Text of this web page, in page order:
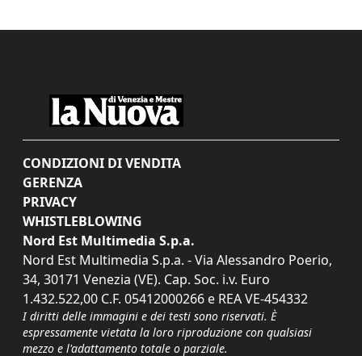
CONDIZIONI DI VENDITA
GERENZA
PRIVACY
WHISTLEBLOWING
Nord Est Multimedia S.p.a.
Nord Est Multimedia S.p.a. - Via Alessandro Poerio,
34, 30171 Venezia (VE). Cap. Soc. i.v. Euro
1.432.522,00 C.F. 05412000266 e REA VE-454332
I diritti delle immagini e dei testi sono riservati. È
espressamente vietata la loro riproduzione con qualsiasi
mezzo e l'adattamento totale o parziale.